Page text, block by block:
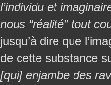
l’individu et
nous “réalité” tout
jusqu’à dire que
de cette substance
[qui] enjambe des